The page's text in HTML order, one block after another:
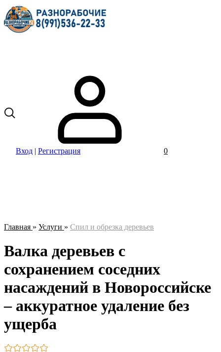
Вход | Регистрация 0
Главная » Услуги » Спил и обрезка деревьев
Валка деревьев с
сохранением соседних
насаждений в Новороссийске
– аккуратное удаление без
ущерба